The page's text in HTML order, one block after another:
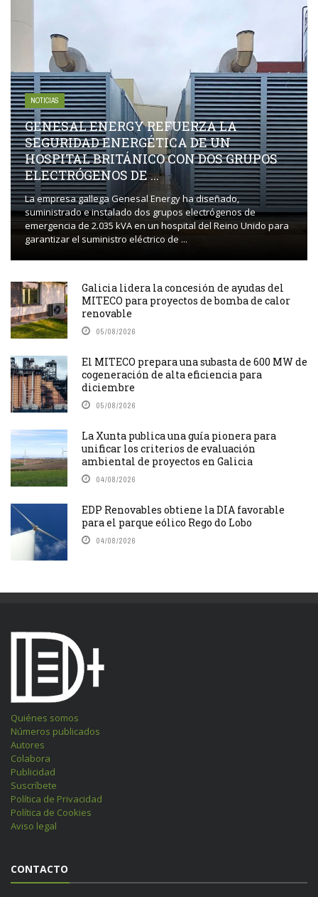
NOTICIAS
GENESAL ENERGY REFUERZA LA
SEGURIDAD ENERGÉTICA DE UN
HOSPITAL BRITÁNICO CON DOS GRUPOS
ELECTRÓGENOS DE ...
La empresa gallega Genesal Energy ha diseñado,
suministrado e instalado dos grupos electrógenos de
emergencia de 2.035 kVA en un hospital del Reino Unido para
garantizar el suministro eléctrico de ...
Galicia lidera la concesión de ayudas del
MITECO para proyectos de bomba de calor
renovable
05/08/2026
El MITECO prepara una subasta de 600 MW de
cogeneración de alta eficiencia para
diciembre
05/08/2026
La Xunta publica una guía pionera para
unificar los criterios de evaluación
ambiental de proyectos en Galicia
04/08/2026
EDP Renovables obtiene la DIA favorable
para el parque eólico Rego do Lobo
04/08/2026
Quiénes somos
Números publicados
Autores
Colabora
Publicidad
Suscríbete
Política de Privacidad
Política de Cookies
Aviso legal
CONTACTO